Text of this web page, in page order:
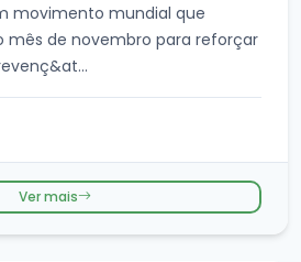
movimento mundial que
de novembro para reforçar
Ver mais